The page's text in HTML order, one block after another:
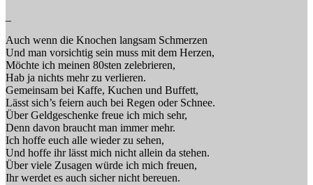
Auch wenn die Knochen langsam Schmerzen
Und man vorsichtig sein muss mit dem Herzen,
Möchte ich meinen 80sten zelebrieren,
Hab ja nichts mehr zu verlieren.
Gemeinsam bei Kaffe, Kuchen und Buffett,
Lässt sich’s feiern auch bei Regen oder Schnee.
Über Geldgeschenke freue ich mich sehr,
Denn davon braucht man immer mehr.
Ich hoffe euch alle wieder zu sehen,
Und hoffe ihr lässt mich nicht allein da stehen.
Über viele Zusagen würde ich mich freuen,
Ihr werdet es auch sicher nicht bereuen.